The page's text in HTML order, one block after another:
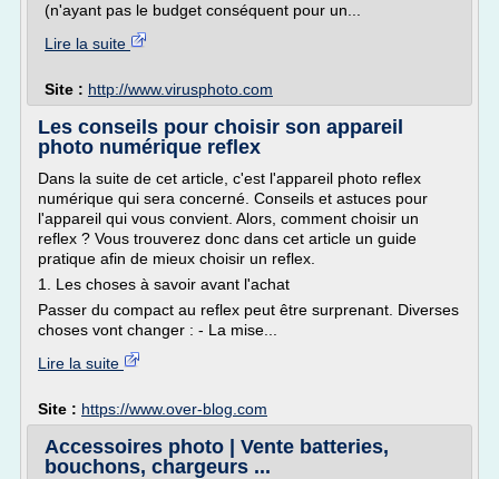
(n'ayant pas le budget conséquent pour un...
Lire la suite
Site : http://www.virusphoto.com
Les conseils pour choisir son appareil
photo numérique reflex
Dans la suite de cet article, c'est l'appareil photo reflex
numérique qui sera concerné. Conseils et astuces pour
l'appareil qui vous convient. Alors, comment choisir un
reflex ? Vous trouverez donc dans cet article un guide
pratique afin de mieux choisir un reflex.
1. Les choses à savoir avant l'achat
Passer du compact au reflex peut être surprenant. Diverses
choses vont changer : - La mise...
Lire la suite
Site : https://www.over-blog.com
Accessoires photo | Vente batteries,
bouchons, chargeurs ...